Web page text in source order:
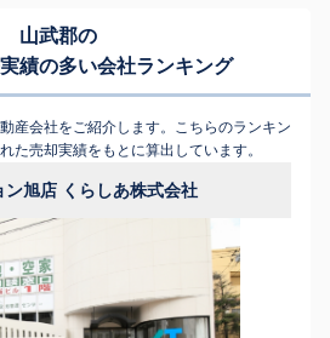
山武郡の
績の多い会社ランキング
産会社をご紹介します。こちらのランキン
た売却実績をもとに算出しています。
ン旭店 くらしあ株式会社